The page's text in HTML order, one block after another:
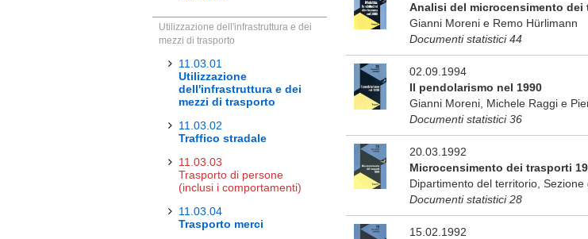
Utilizzazione dell'infrastruttura e dei
mezzi di trasporto
11.03.01
Utilizzazione
dell'infrastruttura e dei
mezzi di trasporto
11.03.02
Traffico stradale
11.03.03
Trasporto di persone
(inclusi i comportamenti)
11.03.04
Trasporto merci
Analisi del microcensimento
Gianni Moreni e Remo Hürlimann
Documenti statistici 44
02.09.1994
Il pendolarismo nel 1990
Gianni Moreni, Michele Raggi e
Documenti statistici 36
20.03.1992
Microcensimento dei trasporti
Dipartimento del territorio, Sezione
Documenti statistici 28
15.02.1992